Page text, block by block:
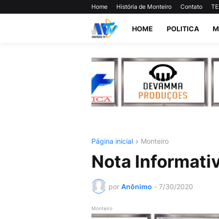
Home História de Monteiro Contato
HOME POLITICA
Página inicial Monteiro
Nota
por Anônimo - 7/30/2020
Monteiro